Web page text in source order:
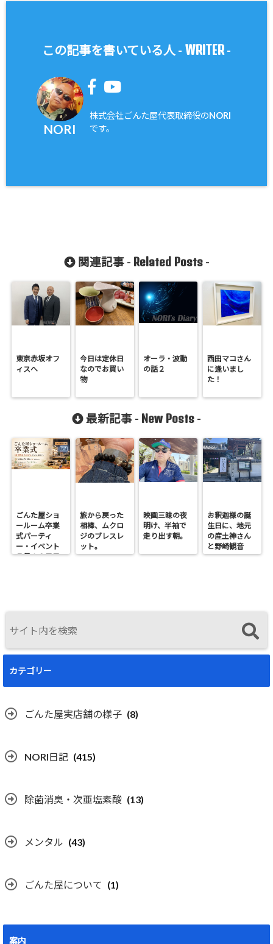
この記事を書いている人 - WRITER-
NORI
株式会社ごんた屋代表取締役のNORI
です。
関連記事 - Related Posts-
東京赤坂オフ
ィスへ
今日は定休日
なのでお買い
物
オーラ・波動
の話２
西田マコさん
に逢いまし
た！
最新記事 - New Posts -
ごんた屋ショ
ールーム卒業
式パーティ
ー・イベント
７月１９日日
旅から戻った
相棒、ムクロ
ジのブレスレ
ット。
映画三昧の夜
明け、半袖で
走り出す朝。
お釈迦様の誕
生日に、地元
の産土神さん
と野崎観音
へ。
カテゴリー
ごんた屋実店舗の様子 (8)
NORI日記 (415)
除菌消臭・次亜塩素酸 (13)
メンタル (43)
ごんた屋について (1)
案内